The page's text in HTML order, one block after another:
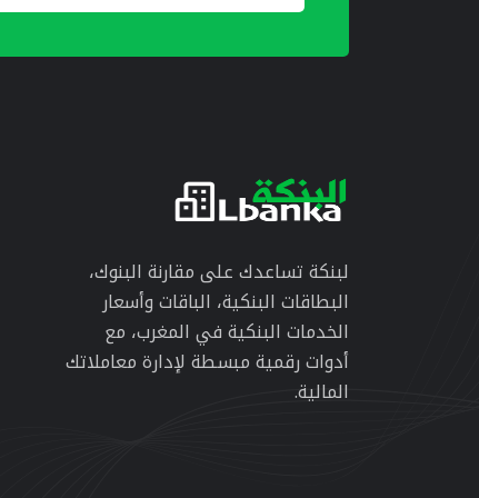
لبنكة تساعدك على مقارنة البنوك،
البطاقات البنكية، الباقات وأسعار
الخدمات البنكية في المغرب، مع
أدوات رقمية مبسطة لإدارة معاملاتك
المالية.